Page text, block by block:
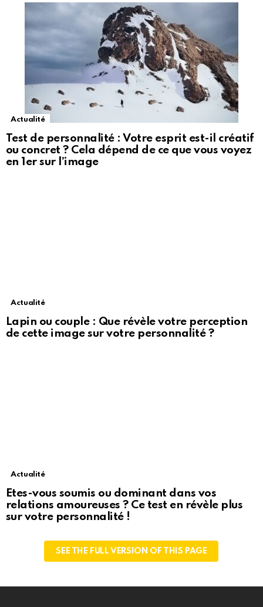
Actualité
Test de personnalité : Votre esprit est-il créatif
ou concret ? Cela dépend de ce que vous voyez
en 1er sur l’image
Actualité
Lapin ou couple : Que révèle votre perception
de cette image sur votre personnalité ?
Actualité
Etes-vous soumis ou dominant dans vos
relations amoureuses ? Ce test en révèle plus
sur votre personnalité !
SEE THE FULL VERSION OF THIS PAGE